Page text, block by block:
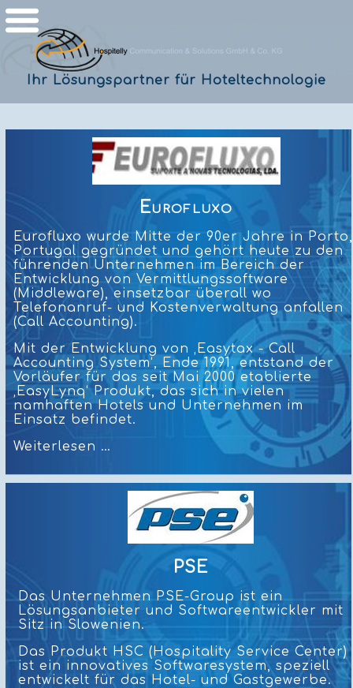
Ihr Lösungspartner für Hoteltechnologie
Eurofluxo
Eurofluxo wurde Mitte der 90er Jahre in Porto,
Portugal gegründet und gehört heute zu den
führenden Unternehmen im Bereich der
Entwicklung von Vermittlungssoftware
(Middleware), einsetzbar überall wo
Telefonanruf- und Kostenverwaltung anfallen
(Call Accounting).
Mit der Entwicklung von ‚Easytax - Call
Accounting System‘, Ende 1991, entstand der
Vorläufer für das seit Mai 2000 etablierte
‚EasyLynq‘ Produkt, das sich in vielen
namhaften Hotels und Unternehmen im
Einsatz befindet.
Weiterlesen …
PSE
Das Unternehmen PSE-Group ist ein
Lösungsanbieter und Softwareentwickler mit
Sitz in Slowenien.
Das Produkt HSC (Hospitality Service Center)
ist ein innovatives Softwaresystem, speziell
entwickelt für das Hotel- und Gastgewerbe.